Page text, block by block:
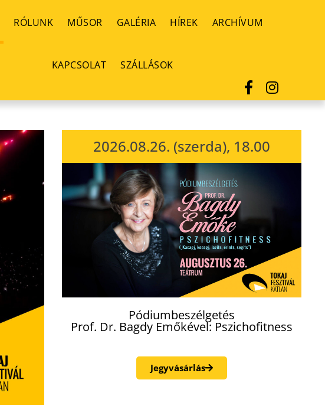
RÓLUNK MŰSOR GALÉRIA HÍREK ARCHÍVUM
KAPCSOLAT SZÁLLÁSOK
2026.08.26. (szerda), 18.00
Pódiumbeszélgetés
Prof. Dr. Bagdy Emőkével: Pszichofitness
Jegyvásárlás